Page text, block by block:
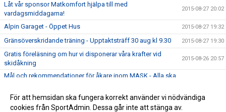
Låt vår sponsor Matkomfort hjälpa till med
vardagsmiddagarna!
2015-08-27 20:02
Alpin Garaget - Öppet Hus 2015-08-27 19:32
Gränsöverskridande träning - Upptaktsträff 30 aug kl 9.30 2015-08-27 19:30
Gratis föreläsning om hur vi disponerar våra krafter vid
skidåkning
2015-08-26 20:57
Mål och rekommendationer för åkare inom MASK - Alla ska
Huddinge kommer att starta en klubböverskridande
träningsgrupp för juniorer
2015-08-17 23:50
För att hemsidan ska fungera korrekt använder vi nödvändiga
cookies från SportAdmin. Dessa går inte att stänga av.